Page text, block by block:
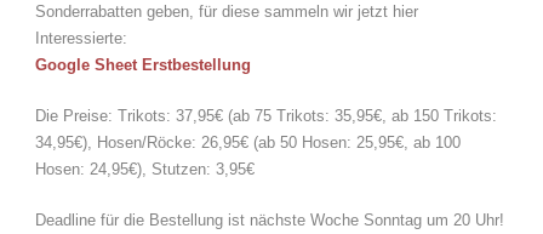
Sonderrabatten geben, für diese sammeln wir jetzt hier
Interessierte:
Google Sheet Erstbestellung
Die Preise: Trikots: 37,95€ (ab 75 Trikots: 35,95€, ab 150 Trikots:
34,95€), Hosen/Röcke: 26,95€ (ab 50 Hosen: 25,95€, ab 100
Hosen: 24,95€), Stutzen: 3,95€
Deadline für die Bestellung ist nächste Woche Sonntag um 20 Uhr!